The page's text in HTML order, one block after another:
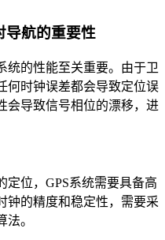
导航的重要性
统的性能至关重要。由于卫
何时钟误差都会导致定位误
会导致信号相位的漂移，进
位，GPS系统需要具备高
钟的精度和稳定性，需要采
。